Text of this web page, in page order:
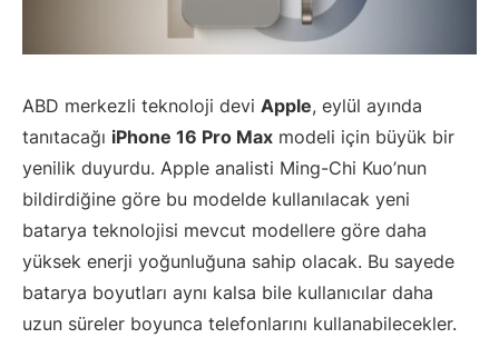
ABD merkezli teknoloji devi Apple, eylül ayında
tanıtacağı iPhone 16 Pro Max modeli için büyük bir
yenilik duyurdu. Apple analisti Ming-Chi Kuo’nun
bildirdiğine göre bu modelde kullanılacak yeni
batarya teknolojisi mevcut modellere göre daha
yüksek enerji yoğunluğuna sahip olacak. Bu sayede
batarya boyutları aynı kalsa bile kullanıcılar daha
uzun süreler boyunca telefonlarını kullanabilecekler.